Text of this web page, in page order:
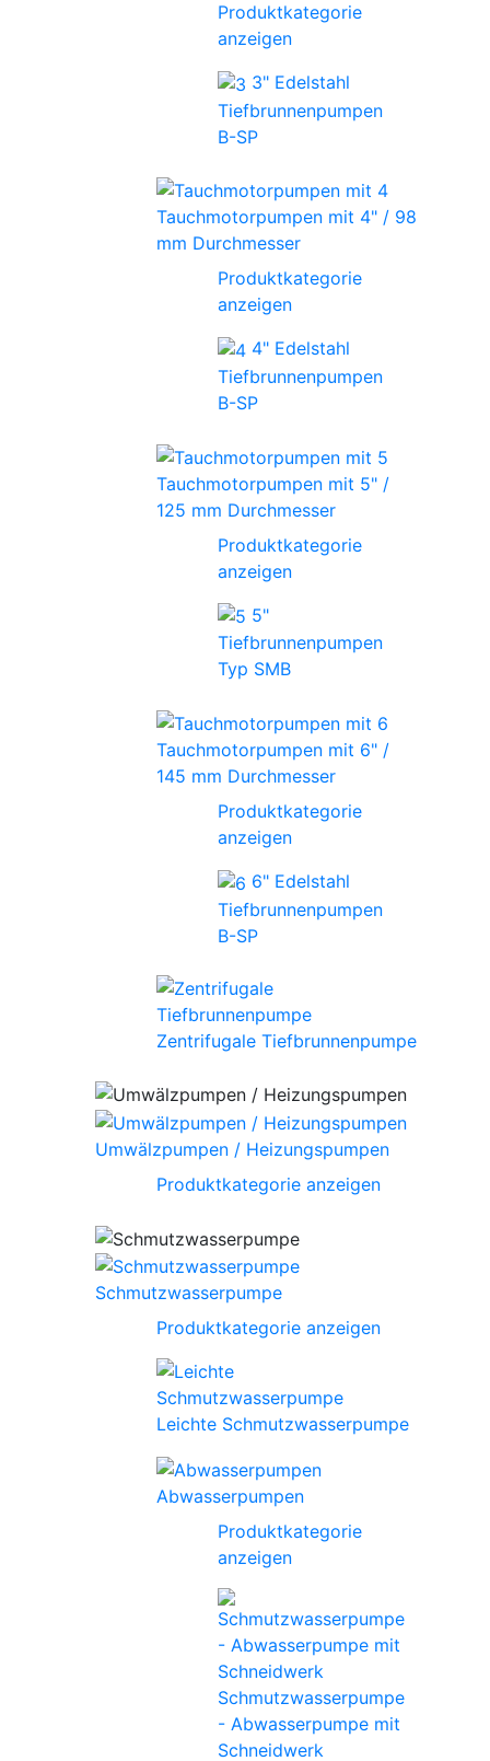
Produktkategorie
anzeigen
3" Edelstahl
Tiefbrunnenpumpen
B-SP
Tauchmotorpumpen mit 4" / 98
mm Durchmesser
Produktkategorie
anzeigen
4" Edelstahl
Tiefbrunnenpumpen
B-SP
Tauchmotorpumpen mit 5" /
125 mm Durchmesser
Produktkategorie
anzeigen
5"
Tiefbrunnenpumpen
Typ SMB
Tauchmotorpumpen mit 6" /
145 mm Durchmesser
Produktkategorie
anzeigen
6" Edelstahl
Tiefbrunnenpumpen
B-SP
Zentrifugale Tiefbrunnenpumpe
Umwälzpumpen / Heizungspumpen
Produktkategorie anzeigen
Schmutzwasserpumpe
Produktkategorie anzeigen
Leichte Schmutzwasserpumpe
Abwasserpumpen
Produktkategorie
anzeigen
Schmutzwasserpumpe
- Abwasserpumpe mit
Schneidwerk